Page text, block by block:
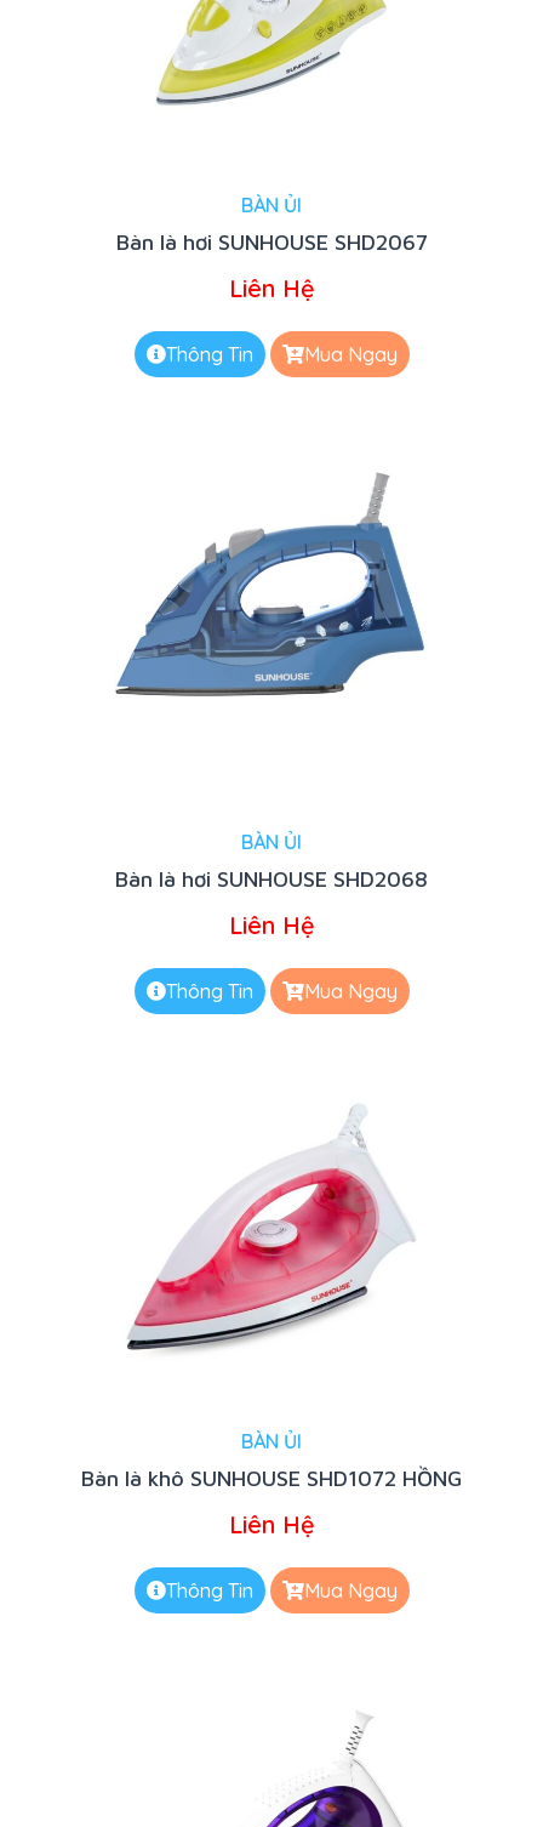
BÀN ỦI
Bàn là hơi SUNHOUSE SHD2067
Liên Hệ
Thông Tin Mua Ngay
BÀN ỦI
Bàn là hơi SUNHOUSE SHD2068
Liên Hệ
Thông Tin Mua Ngay
BÀN ỦI
Bàn là khô SUNHOUSE SHD1072 HỒNG
Liên Hệ
Thông Tin Mua Ngay